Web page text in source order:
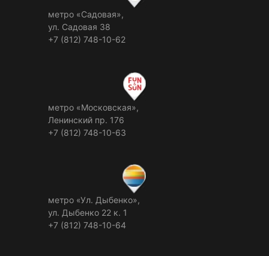
метро «Садовая»,
ул. Садовая 38
+7 (812) 748-10-62
метро «Московская»,
Ленинский пр. 176
+7 (812) 748-10-63
метро «Ул. Дыбенко»,
ул. Дыбенко 22 к. 1
+7 (812) 748-10-64